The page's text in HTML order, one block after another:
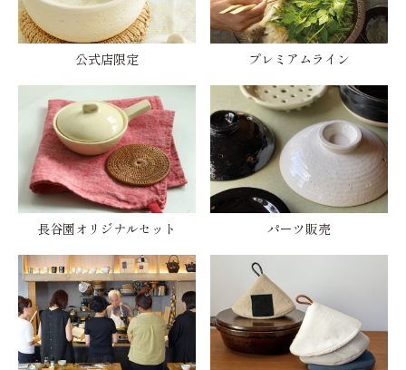
公式店限定 プレミアムライン
長谷園オリジナルセット パーツ販売